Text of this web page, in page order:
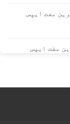
مفت ایپس
مفت ایپس